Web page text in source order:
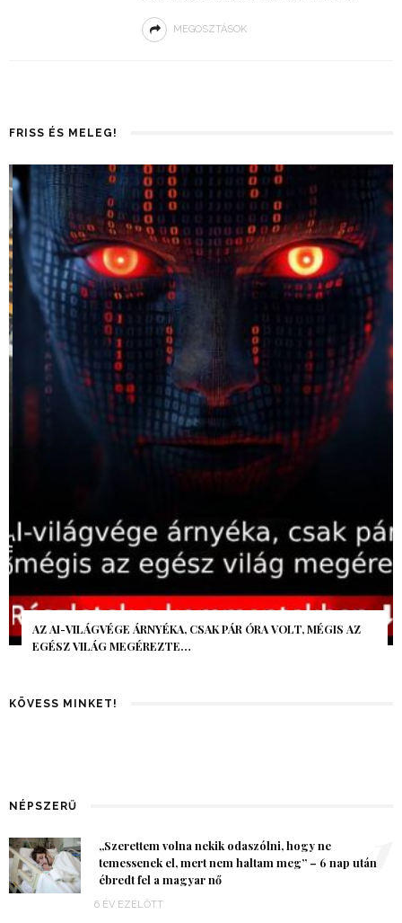
MEGOSZTÁSOK
FRISS ÉS MELEG!
AZ AI-VILÁGVÉGE ÁRNYÉKA, CSAK PÁR ÓRA VOLT, MÉGIS AZ
EGÉSZ VILÁG MEGÉREZTE…
KÖVESS MINKET!
NÉPSZERŰ
„Szerettem volna nekik odaszólni, hogy ne
temessenek el, mert nem haltam meg” – 6 nap után
ébredt fel a magyar nő
6 ÉV EZELŐTT
1